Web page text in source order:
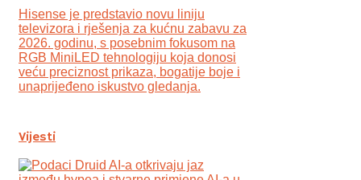
Hisense je predstavio novu liniju
televizora i rješenja za kućnu zabavu za
2026. godinu, s posebnim fokusom na
RGB MiniLED tehnologiju koja donosi
veću preciznost prikaza, bogatije boje i
unaprijeđeno iskustvo gledanja.
Vijesti